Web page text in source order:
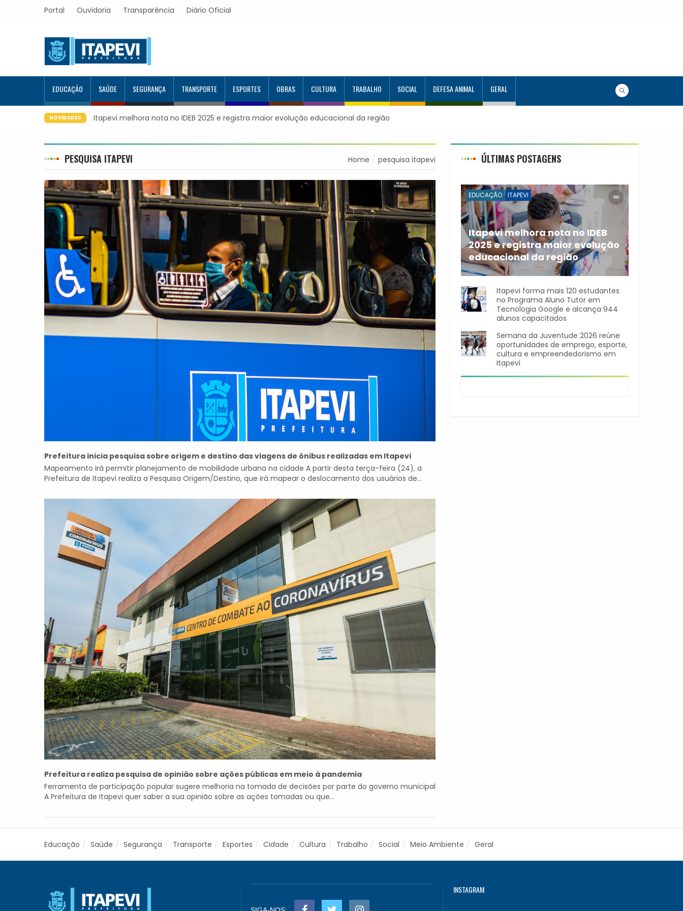
Portal Ouvidoria Transparência Diário Oficial
EDUCAÇÃO SAÚDE SEGURANÇA TRANSPORTE ESPORTES OBRAS CULTURA TRABALHO SOCIAL DEFESA ANIMAL GERAL
NOVIDADES Itapevi melhora nota no IDEB 2025 e registra maior evolução educacional da região
PESQUISA ITAPEVI Home pesquisa itapevi
Prefeitura inicia pesquisa sobre origem e destino das viagens de ônibus realizadas em Itapevi
Mapeamento irá permitir planejamento de mobilidade urbana na cidade A partir desta terça-feira (24), a
Prefeitura de Itapevi realiza a Pesquisa Origem/Destino, que irá mapear o deslocamento dos usuários de...
Prefeitura realiza pesquisa de opinião sobre ações públicas em meio à pandemia
Ferramenta de participação popular sugere melhoria na tomada de decisões por parte do governo municipal
A Prefeitura de Itapevi quer saber a sua opinião sobre as ações tomadas ou que...
ÚLTIMAS POSTAGENS
EDUCAÇÃO ITAPEVI
Itapevi melhora nota no IDEB
2025 e registra maior evolução
educacional da região
A rede municipal de ensino
Itapevi forma mais 120 estudantes
no Programa Aluno Tutor em
Tecnologia Google e alcança 944
alunos capacitados
Semana da Juventude 2026 reúne
oportunidades de emprego, esporte,
cultura e empreendedorismo em
Itapevi
Educação Saúde Segurança Transporte Esportes Cidade Cultura Trabalho Social Meio Ambiente Geral
INSTAGRAM